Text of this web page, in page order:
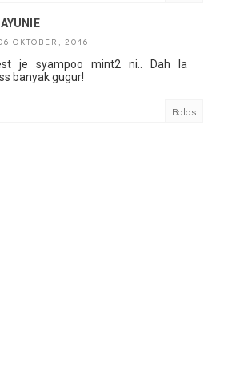
OKTOBER, 2016
je syampoo mint2 ni.. Dah la
banyak gugur!
Balas